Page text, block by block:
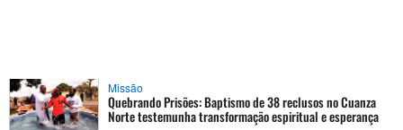
Missão
Quebrando Prisões: Baptismo de 38 reclusos no Cuanza
Norte testemunha transformação espiritual e esperança